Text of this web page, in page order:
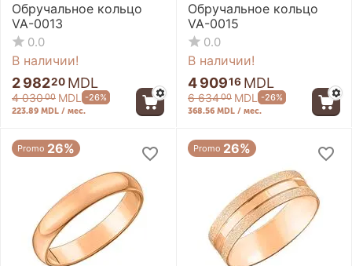
Обручальное кольцо
VA-0013
0.0
В наличии!
2 98220 MDL
4 03000 MDL -26%
223.89 MDL / мес.
Обручальное кольцо
VA-0015
0.0
В наличии!
4 90916 MDL
6 63400 MDL -26%
368.56 MDL / мес.
Promo 26% Promo 26%